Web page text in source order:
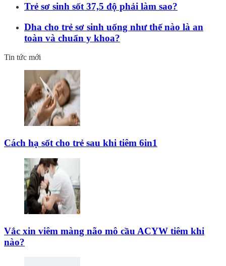
Trẻ sơ sinh sốt 37,5 độ phải làm sao?
Dha cho trẻ sơ sinh uống như thế nào là an
toàn và chuẩn y khoa?
Tin tức mới
Cách hạ sốt cho trẻ sau khi tiêm 6in1
Vắc xin viêm màng não mô cầu ACYW tiêm khi
nào?